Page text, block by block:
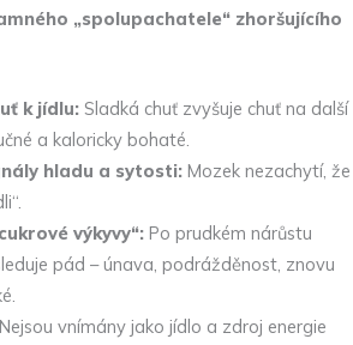
„spolupachatele“ zhoršujícího
k jídlu: Sladká chuť zvyšuje chuť na další
a kaloricky bohaté.
hladu a sytosti: Mozek nezachytí, že
výkyvy“: Po prudkém nárůstu
pád – únava, podrážděnost, znovu
Nejsou vnímány jako jídlo a zdroj energie